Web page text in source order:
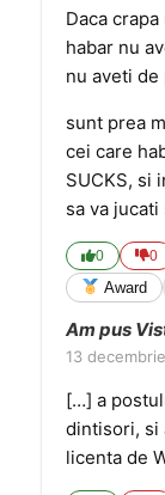
Daca
habar nu
nu aveti
sunt prea
cei care
SUCKS, si
sa va
0 0
Award
Am pus
13
[…] a
dintisori, si
licenta de